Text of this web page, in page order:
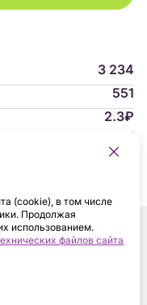
(cookie), в том числе
Продолжая
использованием.
файлов сайта
3 234
551
2.3₽